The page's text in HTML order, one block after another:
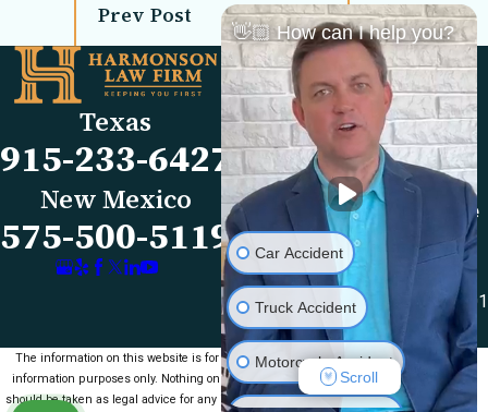
Prev Post Next Post
Texas
915-233-6427
New Mexico
575-500-5119
Links
Our Firm
FAQs
Blog
Reviews
Videos
Contact Us
Locations
El Paso Office
501 E. Nevada Ave
El Paso, TX 79902
Map & Directions
Las Cruces Office
1990 E Lohman Ave
Las Cruces, NM 88001
Map & Directions
The information on this website is for general
information purposes only. Nothing on this site
should be taken as legal advice for any individual
👋🏼 How can I help you?
Car Accident
Truck Accident
Motorcycle Accident
Scroll